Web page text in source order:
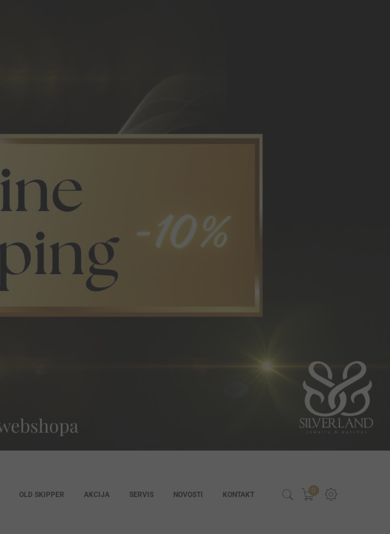
OLD SKIPPER AKCIJA SERVIS NOVOSTI KONTAKT 0